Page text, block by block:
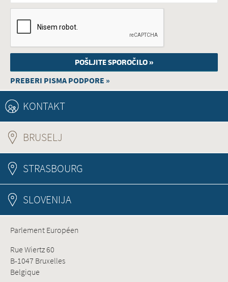
PREBERI PISMA PODPORE »
KONTAKT
BRUSELJ
STRASBOURG
SLOVENIJA
Parlement Européen
Rue Wiertz 60
B-1047 Bruxelles
Belgique